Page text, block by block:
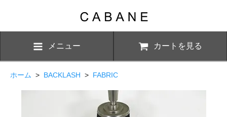
メニュー カートを見る
ホーム > BACKLASH > FABRIC